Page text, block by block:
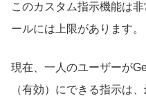
このカスタム指示機能は
ールには上限があります。
現在、一人のユーザーが
（有効）にできる指示は、